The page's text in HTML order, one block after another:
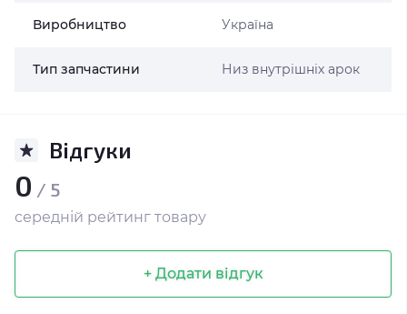
Виробництво Україна
Тип запчастини Низ внутрішніх арок
Відгуки
0 / 5
середній рейтинг товару
+ Додати відгук